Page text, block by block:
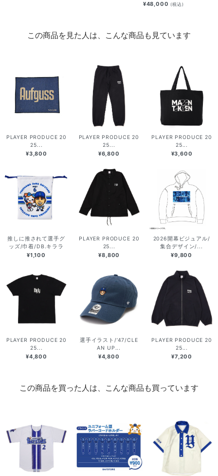
¥48,000 (税込)
この商品を見た人は、こんな商品も見ています
PLAYER PRODUCE 20
25...
¥3,800
PLAYER PRODUCE 20
25...
¥6,800
PLAYER PRODUCE 20
25...
¥3,600
推しに推されて選手グ
ッズ/巾着/DB.キララ
¥1,100
PLAYER PRODUCE 20
25...
¥8,800
2026開幕ビジュアル/
集合デザイン/...
¥9,800
PLAYER PRODUCE 20
25...
¥4,800
選手イラスト/’47/CLE
AN UP...
¥4,800
PLAYER PRODUCE 20
25...
¥7,200
この商品を買った人は、こんな商品も買っています